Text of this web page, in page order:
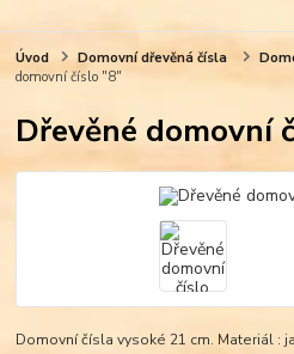
Úvod Domovní dřevěná čísla
domovní číslo "8"
Dřevěné domovní
Domovní čísla vysoké 21 cm. Materiál :